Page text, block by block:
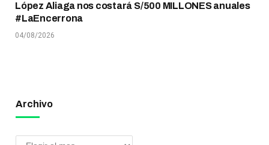
López Aliaga nos costará S/500 MILLONES anuales
#LaEncerrona
04/08/2026
Archivo